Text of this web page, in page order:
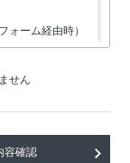
ォーム経由時）
付フォーム経由
備えている委託
せん